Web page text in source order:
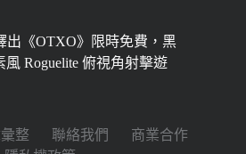
出《OTXO》限時免費，黑
風 Roguelite 俯視角射擊遊
整 聯絡我們
商業合作